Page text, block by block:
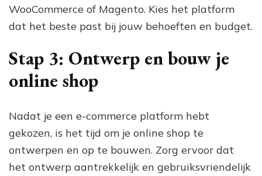
WooCommerce of Magento. Kies het platform
dat het beste past bij jouw behoeften en budget.
Stap 3: Ontwerp en bouw je
online shop
Nadat je een e-commerce platform hebt
gekozen, is het tijd om je online shop te
ontwerpen en op te bouwen. Zorg ervoor dat
het ontwerp aantrekkelijk en gebruiksvriendelijk